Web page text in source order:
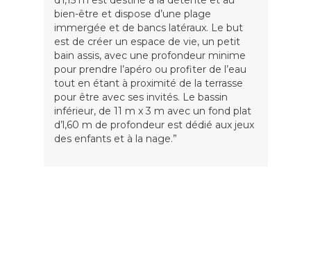
bien-être et dispose d’une plage
immergée et de bancs latéraux. Le but
est de créer un espace de vie, un petit
bain assis, avec une profondeur minime
pour prendre l’apéro ou profiter de l’eau
tout en étant à proximité de la terrasse
pour être avec ses invités. Le bassin
inférieur, de 11 m x 3 m avec un fond plat
d’l,60 m de profondeur est dédié aux jeux
des enfants et à la nage.”